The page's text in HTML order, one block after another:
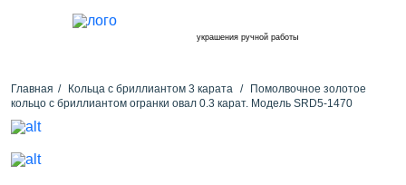
украшения ручной работы
Главная Кольца с бриллиантом 3 карата
Помолвочное золотое
кольцо с бриллиантом огранки овал 0.3 карат. Модель SRD5-1470